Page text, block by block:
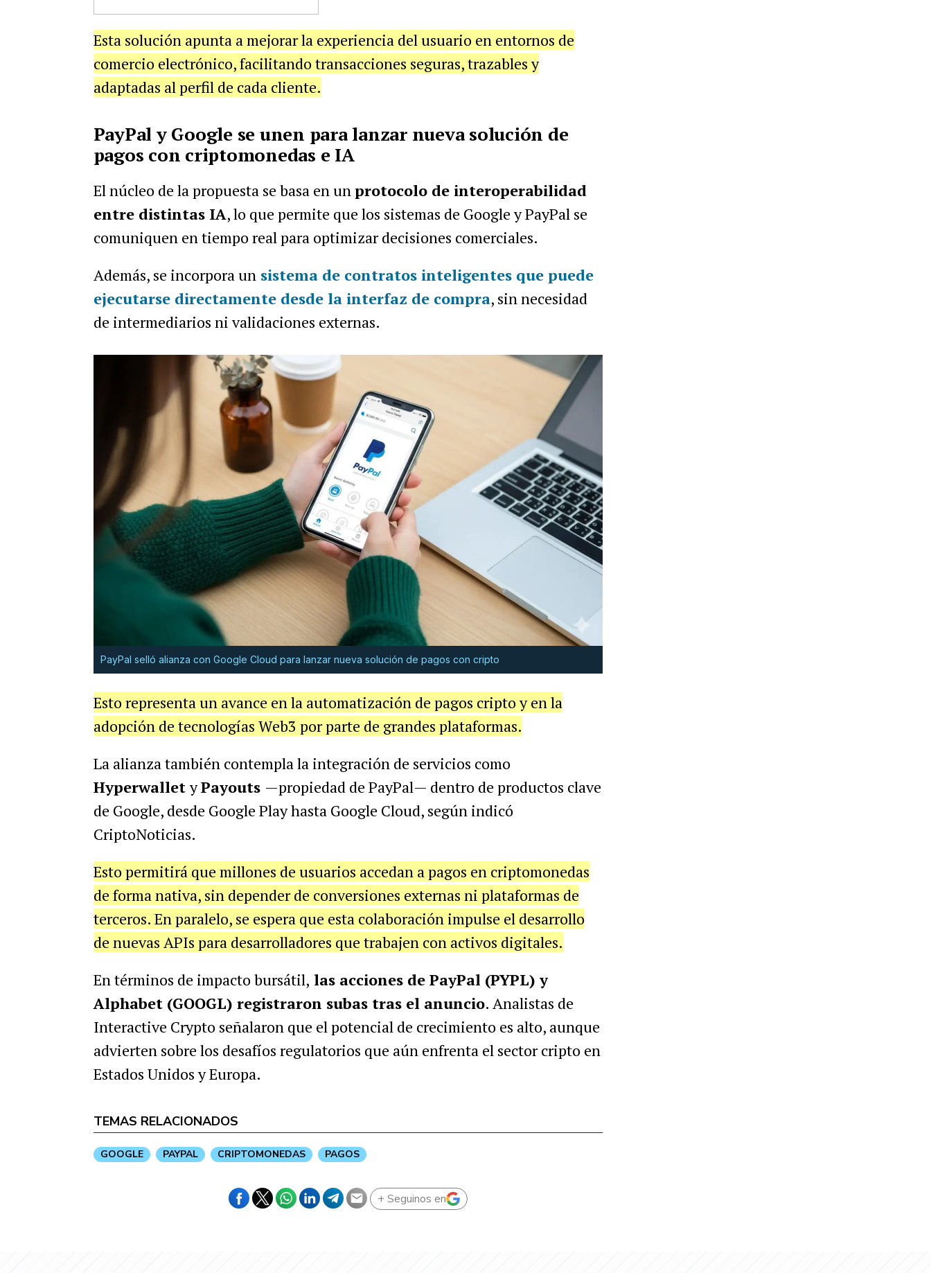
Esta solución apunta a mejorar la experiencia del usuario en entornos de
comercio electrónico, facilitando transacciones seguras, trazables y
adaptadas al perfil de cada cliente.
PayPal y Google se unen para lanzar nueva solución de
pagos con criptomonedas e IA
El núcleo de la propuesta se basa en unprotocolo de interoperabilidad
entre distintas IA, lo que permite que los sistemas de Google y PayPal se
comuniquen en tiempo real para optimizar decisiones comerciales.
Además, se incorpora un sistema de contratos inteligentes que puede
ejecutarse directamente desde la interfaz de compra, sin necesidad
de intermediarios ni validaciones externas.
PayPal selló alianza con Google Cloud para lanzar nueva solución de pagos con cripto
Esto representa un avance en la automatización de pagos cripto y en la
adopción de tecnologías Web3 por parte de grandes plataformas.
La alianza también contempla la integración de servicios como
HyperwalletyPayouts —propiedad de PayPal— dentro de productos clave
de Google, desde Google Play hasta Google Cloud, según indicó
CriptoNoticias.
Esto permitirá que millones de usuarios accedan a pagos en criptomonedas
de forma nativa, sin depender de conversiones externas ni plataformas de
terceros. En paralelo, se espera que esta colaboración impulse el desarrollo
de nuevas APIs para desarrolladores que trabajen con activos digitales.
En términos de impacto bursátil, las acciones de PayPal (PYPL) y
Alphabet (GOOGL) registraron subas tras el anuncio. Analistas de
Interactive Crypto señalaron que el potencial de crecimiento es alto, aunque
advierten sobre los desafíos regulatorios que aún enfrenta el sector cripto en
Estados Unidos y Europa.
TEMAS RELACIONADOS
GOOGLE PAYPAL CRIPTOMONEDAS PAGOS
+ Seguinos en